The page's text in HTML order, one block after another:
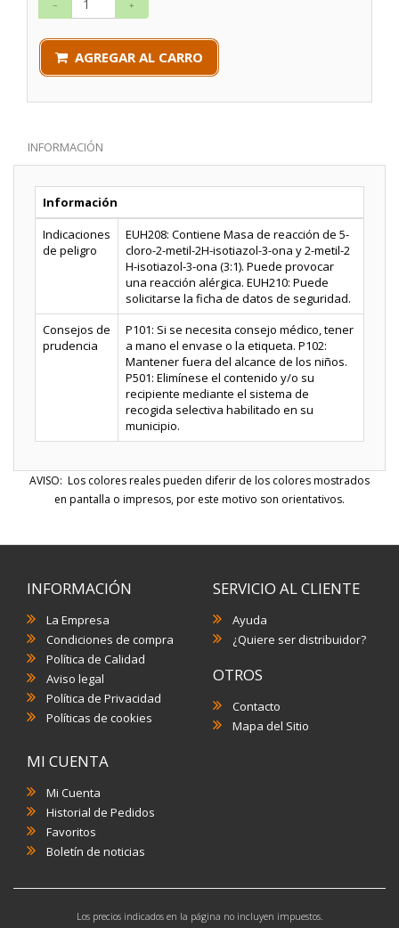
AGREGAR AL CARRO
INFORMACIÓN
Información
Indicaciones
de peligro
EUH208: Contiene Masa de reacción de 5-
cloro-2-metil-2H-isotiazol-3-ona y 2-metil-2
H-isotiazol-3-ona (3:1). Puede provocar
una reacción alérgica. EUH210: Puede
solicitarse la ficha de datos de seguridad.
Consejos de
prudencia
P101: Si se necesita consejo médico, tener
a mano el envase o la etiqueta. P102:
Mantener fuera del alcance de los niños.
P501: Elimínese el contenido y/o su
recipiente mediante el sistema de
recogida selectiva habilitado en su
municipio.
AVISO: Los colores reales pueden diferir de los colores mostrados
en pantalla o impresos, por este motivo son orientativos.
INFORMACIÓN
La Empresa
Condiciones de compra
Política de Calidad
Aviso legal
Política de Privacidad
Políticas de cookies
SERVICIO AL CLIENTE
Ayuda
¿Quiere ser distribuidor?
OTROS
Contacto
Mapa del Sitio
MI CUENTA
Mi Cuenta
Historial de Pedidos
Favoritos
Boletín de noticias
Los precios indicados en la página no incluyen impuestos.